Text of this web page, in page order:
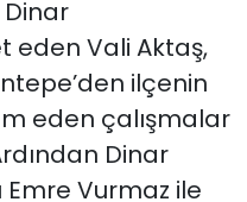
eden Vali Aktaş,
ilçenin
eden çalışmalar
Dinar
Emre Vurmaz ile